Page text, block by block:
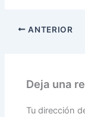
ANTERIOR
Deja una
Tu dirección